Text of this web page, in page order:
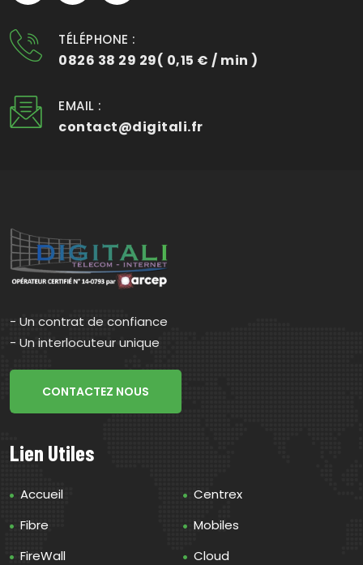
TÉLÉPHONE :
0826 38 29 29( 0,15 € / min )
EMAIL :
contact@digitali.fr
- Un contrat de confiance
- Un interlocuteur unique
CONTACTEZ NOUS
Lien Utiles
Accueil
Centrex
Fibre
Mobiles
FireWall
Cloud